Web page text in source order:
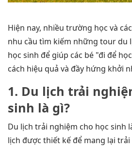
Hiện nay, nhiều trường học và
nhu cầu tìm kiếm những tour du
học sinh để giúp các bé "đi để
cách hiệu quả và đầy hứng khởi
1. Du lịch trải
sinh là gì?
Du lịch trải nghiệm cho học sinh
lịch được thiết kế để mang lại